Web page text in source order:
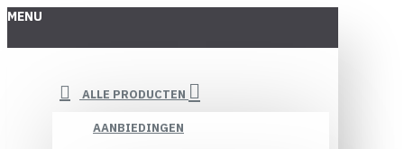
MENU
ALLE PRODUCTEN
AANBIEDINGEN